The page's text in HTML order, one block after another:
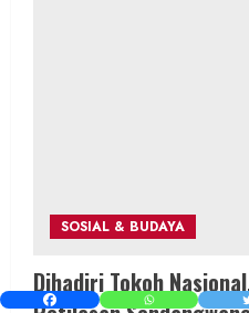
SOSIAL & BUDAYA
Dihadiri Tokoh